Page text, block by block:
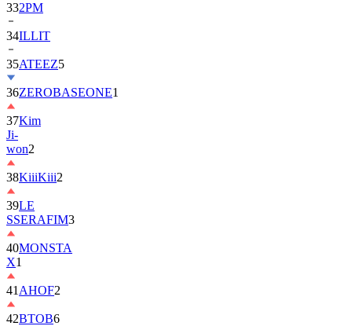
332PM
34ILLIT
35ATEEZ5
36ZEROBASEONE1
37Kim
Ji-
won2
38KiiiKiii2
39LE
SSERAFIM3
40MONSTA
X1
41 AHOF2
42BTOB6